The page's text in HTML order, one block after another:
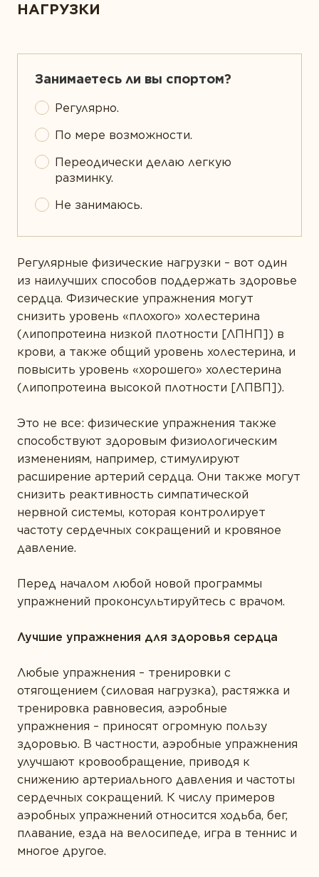
НАГРУЗКИ
Занимаетесь ли вы спортом?
Регулярно.
По мере возможности.
Переодически делаю легкую
разминку.
Не занимаюсь.
Регулярные физические нагрузки – вот один
из наилучших способов поддержать здоровье
сердца. Физические упражнения могут
снизить уровень «плохого» холестерина
(липопротеина низкой плотности [ЛПНП]) в
крови, а также общий уровень холестерина, и
повысить уровень «хорошего» холестерина
(липопротеина высокой плотности [ЛПВП]).
Это не все: физические упражнения также
способствуют здоровым физиологическим
изменениям, например, стимулируют
расширение артерий сердца. Они также могут
снизить реактивность симпатической
нервной системы, которая контролирует
частоту сердечных сокращений и кровяное
давление.
Перед началом любой новой программы
упражнений проконсультируйтесь с врачом.
Лучшие упражнения для здоровья сердца
Любые упражнения – тренировки с
отягощением (силовая нагрузка), растяжка и
тренировка равновесия, аэробные
упражнения – приносят огромную пользу
здоровью. В частности, аэробные упражнения
улучшают кровообращение, приводя к
снижению артериального давления и частоты
сердечных сокращений. К числу примеров
аэробных упражнений относится ходьба, бег,
плавание, езда на велосипеде, игра в теннис и
многое другое.